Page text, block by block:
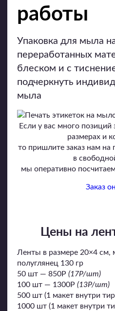
работы
Упаковка для мыла
переработанных
блеском и с
подчеркнуть
мыла
Если у вас много позиций
размерах и
то пришлите заказ нам на
в
мы оперативно
Заказ
Цены на
Ленты в размере 20×4 см,
полуглянец 130 гр
50 шт — 850P (17P/шт)
100 шт — 1300P (13P/шт)
500 шт (1 макет внутри
1000 шт (1 макет внутри